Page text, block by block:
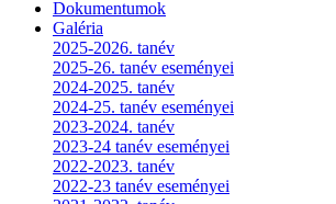
Dokumentumok
Galéria
2025-2026. tanév
2025-26. tanév eseményei
2024-2025. tanév
2024-25. tanév eseményei
2023-2024. tanév
2023-24 tanév eseményei
2022-2023. tanév
2022-23 tanév eseményei